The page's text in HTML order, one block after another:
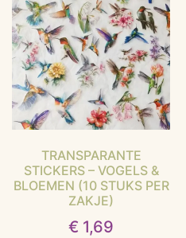
TRANSPARANTE
STICKERS – VOGELS &
BLOEMEN (10 STUKS PER
ZAKJE)
€ 1,69